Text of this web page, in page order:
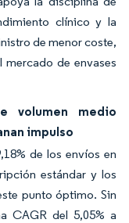
clínico y la
de menor coste,
mercado de envases
volumen medio
impulso
de los envíos en
estándar y los
punto óptimo. Sin
CAGR del 5,05% a